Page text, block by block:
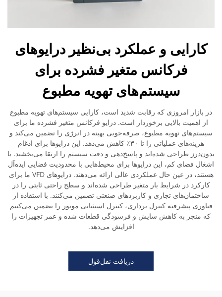
کارایی و عملکرد بی‌نظیر درایوهای
فرکانس متغیر فشرده برای
سیستم‌های تهویه مطبوع
در بازار امروزی که رقابت شدید است، کارایی سیستم‌های تهویه مطبوع
از اهمیت بالایی برخوردار است. درایو فرکانس متغیر فشرده ما برای
سیستم‌های تهویه مطبوع، صرفه‌جویی بهینه در انرژی را تضمین می‌کند و
هزینه‌های عملیاتی را تا ۳۰٪ کاهش می‌دهد. این درایوها برای ادغام
بدون‌درز طراحی شده‌اند و پاسخ‌دهی و دقت سیستم را ارتقا می‌بخشند. با
اشغال فضای کم، این درایوها برای محیط‌هایی با محدودیت فضایی ایده‌آل
هستند، در عین حال عملکردی عالی ارائه می‌دهند. درایوهای VFD ما برای
کارکرد در شرایط بار متغیر طراحی شده‌اند و سطح راحتی ثابتی را در
ساختمان‌های تجاری و کاربردهای صنعتی تضمین می‌کنند. با استفاده از
فناوری پیشرفته کنترل برداری، کنترل استثنایی موتور را تضمین می‌کنیم
که منجر به کاهش سایش و فرسودگی قطعات شده و عمر تجهیزات را
افزایش می‌دهد.
دریافت نقل‌قول